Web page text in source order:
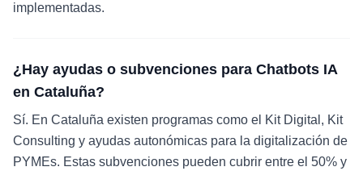
implementadas.
¿Hay ayudas o subvenciones para Chatbots IA
en Cataluña?
Sí. En Cataluña existen programas como el Kit Digital, Kit
Consulting y ayudas autonómicas para la digitalización de
PYMEs. Estas subvenciones pueden cubrir entre el 50% y